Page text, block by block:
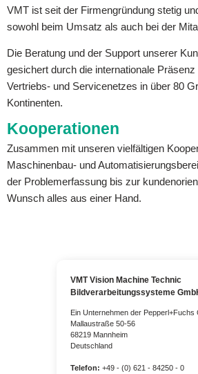
VMT ist seit der Firmengründung stetig
sowohl beim Umsatz als auch bei der
Die Beratung und der Support unserer
gesichert durch die internationale
Vertriebs- und Servicenetzes in über 80
Kontinenten.
Kooperationen
Zusammen mit unseren vielfältigen
Maschinenbau- und
der Problemerfassung bis zur
Wunsch alles aus einer Hand.
VMT Vision Machine Technic
Bildverarbeitungssysteme
Ein Unternehmen der Pepperl+Fuchs
Mallaustraße 50-56
68219 Mannheim
Deutschland
Telefon: +49 - (0) 621 - 84250 - 0